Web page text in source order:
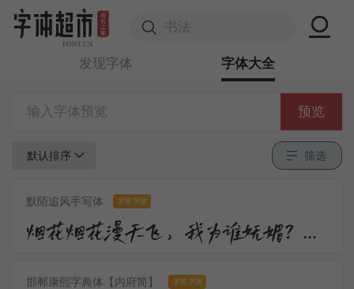
发现字体 字体大全
预览
默认排序 筛选
默陌追风手写体 零售字体
烟花烟花漫天飞，我为谁妩媚？不过是醉眼看花，花也醉。流沙流沙漫天飞，我为谁憔悴？不过是缘来缘散，缘如水。
邯郸康熙字典体【内府简】 零售字体